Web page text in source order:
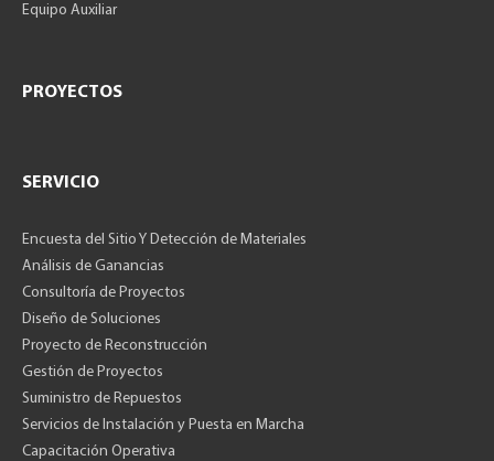
Equipo Auxiliar
PROYECTOS
SERVICIO
Encuesta del Sitio Y Detección de Materiales
Análisis de Ganancias
Consultoría de Proyectos
Diseño de Soluciones
Proyecto de Reconstrucción
Gestión de Proyectos
Suministro de Repuestos
Servicios de Instalación y Puesta en Marcha
Capacitación Operativa